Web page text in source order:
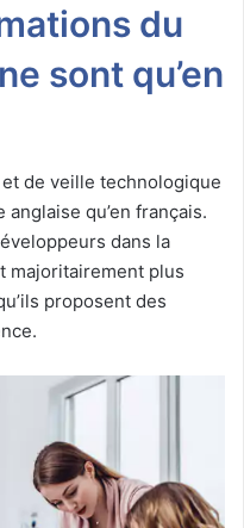
du
sont qu’en
de veille technologique
qu’en français.
dans la
majoritairement plus
proposent des